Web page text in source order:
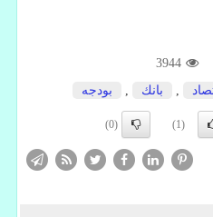
3944
بانك بودجه
(1)
(0)